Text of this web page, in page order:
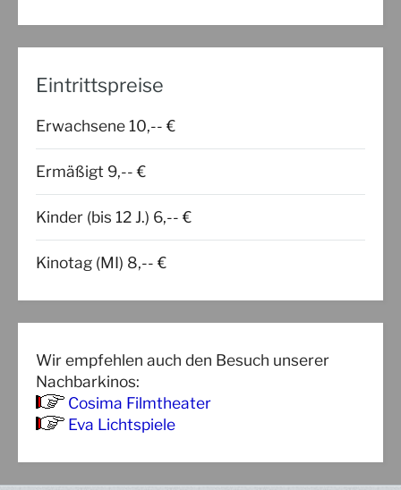
Eintrittspreise
Erwachsene 10,-- €
Ermäßigt 9,-- €
Kinder (bis 12 J.) 6,-- €
Kinotag (MI) 8,-- €
Wir empfehlen auch den Besuch unserer
Nachbarkinos:
Cosima Filmtheater
Eva Lichtspiele